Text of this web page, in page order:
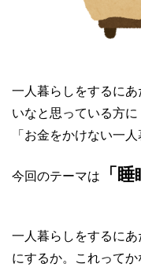
一人暮らしをするに
いなと思っている方
「お金をかけない一
今回のテーマは 「睡
一人暮らしをするに
にするか。これってか